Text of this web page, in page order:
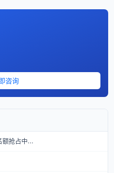
咨询
额抢占中...